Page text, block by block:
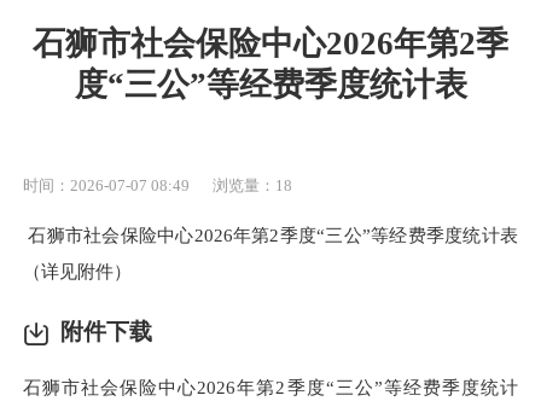
石狮市社会保险中心2026年第2季
度“三公”等经费季度统计表
时间：2026-07-07 08:49 浏览量： 18
石狮市社会保险中心2026年第2季度“三公”等经费季度统计表
（详见附件）
附件下载
石狮市社会保险中心2026年第2季度“三公”等经费季度统计